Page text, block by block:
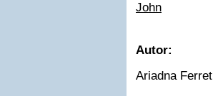
John
Autor:
Ariadna Ferret